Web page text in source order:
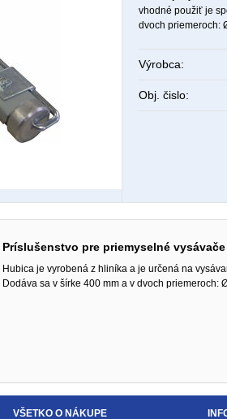
vhodné použiť je
dvoch priemeroch:
Výrobca:
Obj. čislo:
Príslušenstvo pre priemyselné
Hubica je vyrobená z hliníka a je určená na
Dodáva sa v šírke 400 mm a v dvoch priemeroch:
VŠETKO O NÁKUPE